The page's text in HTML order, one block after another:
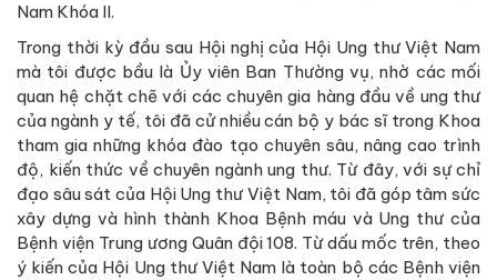
Nam Khóa II.
Trong thời kỳ đầu sau Hội nghị của Hội Ung thư Việt Nam
mà tôi được bầu là Ủy viên Ban Thường vụ, nhờ các mối
quan hệ chặt chẽ với các chuyên gia hàng đầu về ung thư
của ngành y tế, tôi đã cử nhiều cán bộ y bác sĩ trong Khoa
tham gia những khóa đào tạo chuyên sâu, nâng cao trình
độ, kiến thức về chuyên ngành ung thư. Từ đây, với sự chỉ
đạo sâu sát của Hội Ung thư Việt Nam, tôi đã góp tâm sức
xây dựng và hình thành Khoa Bệnh máu và Ung thư của
Bệnh viện Trung ương Quân đội 108. Từ dấu mốc trên, theo
ý kiến của Hội Ung thư Việt Nam là toàn bộ các Bệnh viện